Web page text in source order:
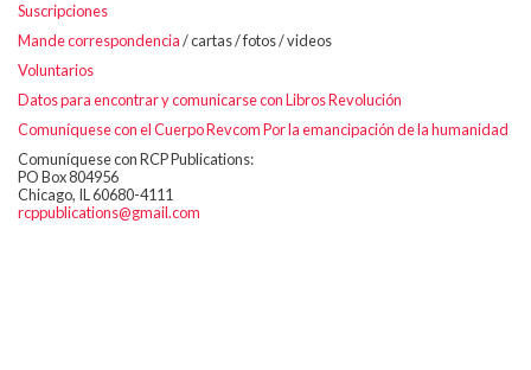
Suscripciones
Mande correspondencia/ cartas / fotos / videos
Voluntarios
Datos para encontrar y comunicarse con Libros Revolución
Comuníquese con el Cuerpo Revcom Por la emancipación de la humanidad
Comuníquese con RCP Publications:
PO Box 804956
Chicago, IL 60680-4111
rcppublications@gmail.com